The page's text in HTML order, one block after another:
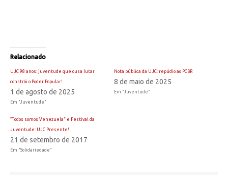
Relacionado
UJC 98 anos: juventude que ousa lutar
constrói o Poder Popular!
1 de agosto de 2025
Em "Juventude"
Nota pública da UJC: repúdio ao PCBR
8 de maio de 2025
Em "Juventude"
“Todos somos Venezuela” e Festival da
Juventude: UJC Presente!
21 de setembro de 2017
Em "Solidariedade"